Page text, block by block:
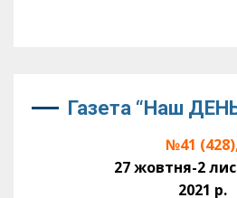
Газета “Наш
№41
27 жовтня-2
2021 р.